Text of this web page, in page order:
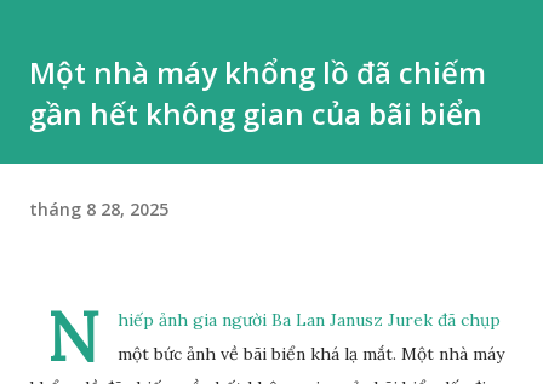
Một nhà máy khổng lồ đã chiếm
gần hết không gian của bãi biển
tháng 8 28, 2025
N
hiếp ảnh gia người Ba Lan Janusz Jurek đã chụp
một bức ảnh về bãi biển khá lạ mắt. Một nhà máy